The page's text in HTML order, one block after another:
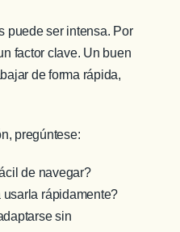
puede ser intensa. Por
factor clave. Un buen
de forma rápida,
pregúntese:
de navegar?
rápidamente?
sin